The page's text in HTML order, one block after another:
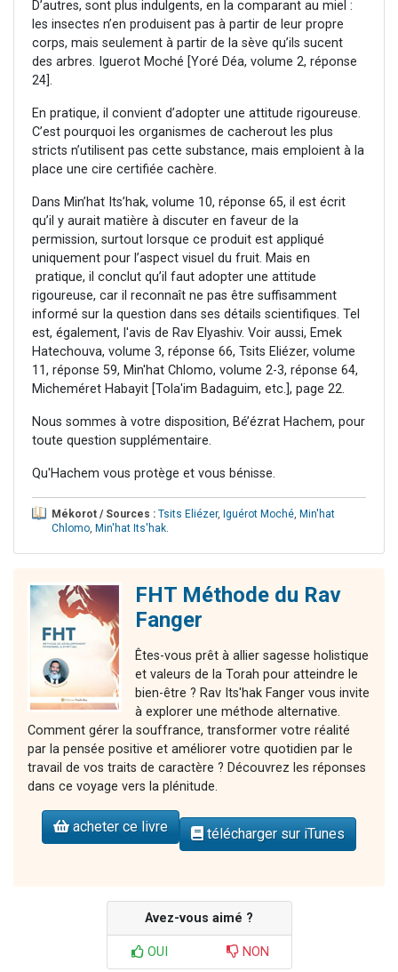
D’autres, sont plus indulgents, en la comparant au miel :
les insectes n’en produisent pas à partir de leur propre
corps, mais seulement à partir de la sève qu’ils sucent
des arbres. Iguerot Moché [Yoré Déa, volume 2, réponse
24].
En pratique, il convient d’adopter une attitude rigoureuse.
C’est pourquoi les organismes de cacherout les plus
stricts n’utilisent pas cette substance, mais emploient à la
place une cire certifiée cachère.
Dans Min’hat Its’hak, volume 10, réponse 65, il est écrit
qu’il y aurait matière à discuter en faveur de la
permission, surtout lorsque ce produit est appliqué
uniquement pour l’aspect visuel du fruit. Mais en
pratique, il conclut qu’il faut adopter une attitude
rigoureuse, car il reconnaît ne pas être suffisamment
informé sur la question dans ses détails scientifiques. Tel
est, également, l'avis de Rav Elyashiv. Voir aussi, Emek
Hatechouva, volume 3, réponse 66, Tsits Eliézer, volume
11, réponse 59, Min'hat Chlomo, volume 2-3, réponse 64,
Micheméret Habayit [Tola'im Badaguim, etc.], page 22.
Nous sommes à votre disposition, Bé’ézrat Hachem, pour
toute question supplémentaire.
Qu'Hachem vous protège et vous bénisse.
Mékorot / Sources : Tsits Eliézer, Iguérot Moché, Min'hat
Chlomo, Min'hat Its'hak.
FHT Méthode du Rav
Fanger
Êtes-vous prêt à allier sagesse holistique
et valeurs de la Torah pour atteindre le
bien-être ? Rav Its'hak Fanger vous invite
à explorer une méthode alternative.
Comment gérer la souffrance, transformer votre réalité
par la pensée positive et améliorer votre quotidien par le
travail de vos traits de caractère ? Découvrez les réponses
dans ce voyage vers la plénitude.
acheter ce livre télécharger sur iTunes
Avez-vous aimé ?
OUI NON